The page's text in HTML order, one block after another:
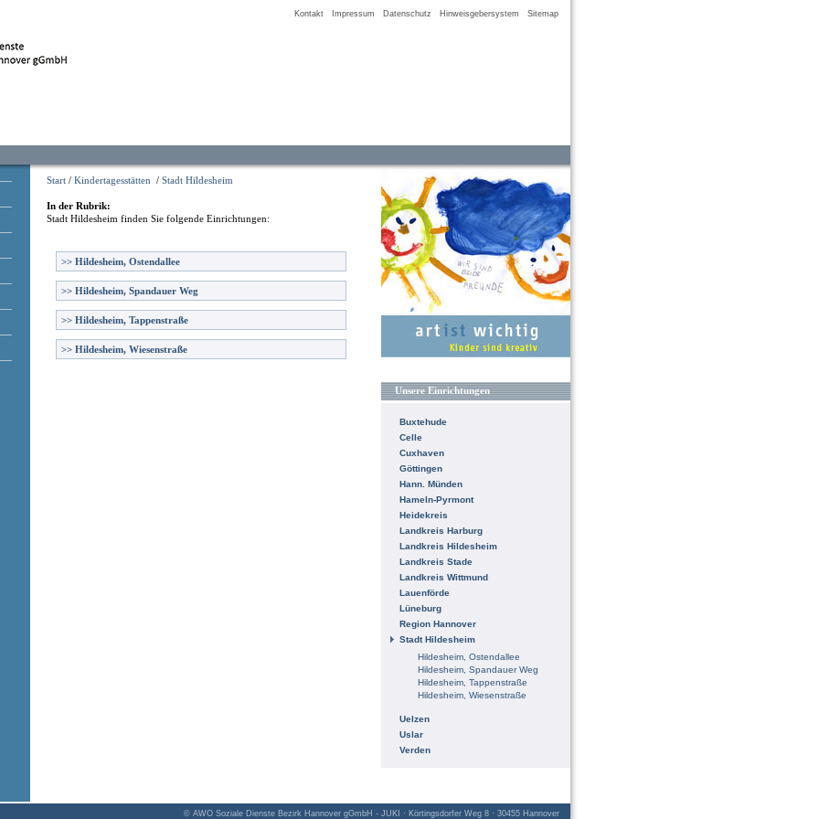
Kontakt Impressum Datenschutz Hinweisgebersystem Sitemap
Start / Kindertagesstätten / Stadt Hildesheim
In der Rubrik:
Stadt Hildesheim finden Sie folgende Einrichtungen:
>> Hildesheim, Ostendallee
>> Hildesheim, Spandauer Weg
>> Hildesheim, Tappenstraße
>> Hildesheim, Wiesenstraße
Unsere Einrichtungen
Buxtehude
Celle
Cuxhaven
Göttingen
Hann. Münden
Hameln-Pyrmont
Heidekreis
Landkreis Harburg
Landkreis Hildesheim
Landkreis Stade
Landkreis Wittmund
Lauenförde
Lüneburg
Region Hannover
Stadt Hildesheim
Hildesheim, Ostendallee
Hildesheim, Spandauer Weg
Hildesheim, Tappenstraße
Hildesheim, Wiesenstraße
Uelzen
Uslar
Verden
© AWO Soziale Dienste Bezirk Hannover gGmbH - JUKI · Körtingsdorfer Weg 8 · 30455 Hannover